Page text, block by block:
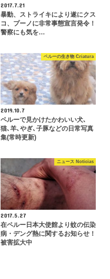
2017.7.21
暴動、ストライキにより遂にクス
コ、プーノに非常事態宣言発令！
警察にも気を…
ペルーの生き物 Criatura
2019.10.7
ペルーで見かけたかわいい犬､
猫､羊､やぎ､子豚などの日常写真
集(常時更新)
ニュース Noticias
2017.5.27
在ペルー日本大使館より蚊の伝染
病・デング熱に関するお知らせ！
被害拡大中